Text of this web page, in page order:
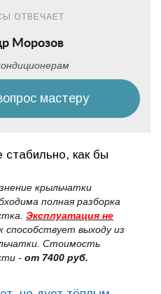
ОТВЕЧАЕТ
Морозов
мастеру
стабильно, как бы
крыльчатки
полная разборка
Эксплуатация не
способствует выходу из
Стоимость
- от 7400 руб.